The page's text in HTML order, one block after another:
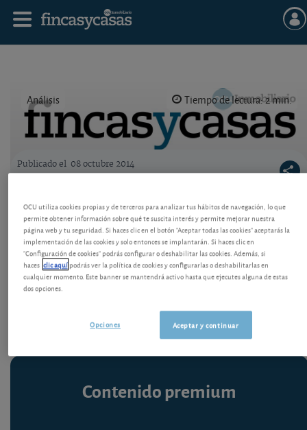
Análisis Tiempo de lectura: 2 min.
Logo OCU inmobiliario
Publicado el 08 octubre 2014
Alquiler: cómo deducir los meses
impagados
Si alquila inmuebles y le deben alguna mensualidad,
no se librará de tener que declarar en el IRPF el
ingreso como recibido, a no ser que actúe del
siguiente modo.
Contenido premium
OCU utiliza cookies propias y de terceros para analizar tus hábitos de navegación, lo que
permite obtener información sobre qué te suscita interés y permite mejorar nuestra
página web y tu seguridad. Si haces clic en el botón "Aceptar todas las cookies" aceptarás la
implementación de las cookies y solo entonces se implantarán. Si haces clic en
"Configuración de cookies" podrás configurar o deshabilitar las cookies. Además, si
haces clic aquípodrás ver la política de cookies y configurarlas o deshabilitarlas en
cualquier momento. Este banner se mantendrá activo hasta que ejecutes alguna de estas
dos opciones.
Aceptar y continuar
Opciones